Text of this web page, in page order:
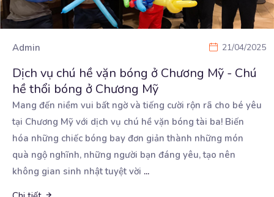
Admin 21/04/2025
Dịch vụ chú hề vặn bóng ở Chương Mỹ - Chú
hề thổi bóng ở Chương Mỹ
Mang đến niềm vui bất ngờ và tiếng cười rộn rã cho bé yêu
tại Chương Mỹ với dịch vụ chú hề vặn bóng tài ba! Biến
hóa những chiếc bóng bay đơn giản thành những món
quà ngộ nghĩnh, những người bạn đáng yêu, tạo nên
không gian sinh nhật tuyệt vời ...